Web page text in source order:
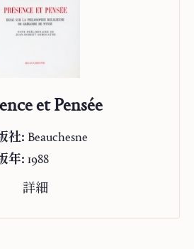
et Pensée
社: Beauchesne
年: 1988
詳細